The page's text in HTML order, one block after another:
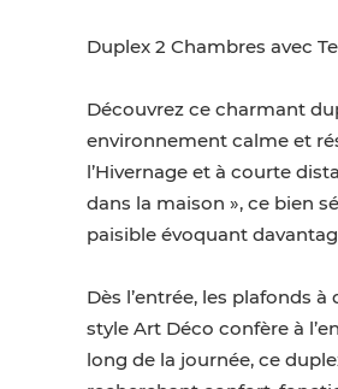
Duplex 2 Chambres avec
Découvrez ce charmant
environnement calme et
l’Hivernage et à courte
dans la maison », ce bien
paisible évoquant
Dès l’entrée, les plafonds
style Art Déco confère à
long de la journée, ce